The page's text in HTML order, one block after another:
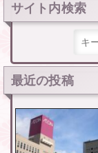
サイト内検索
最近の投稿